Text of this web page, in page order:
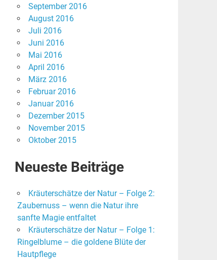
September 2016
August 2016
Juli 2016
Juni 2016
Mai 2016
April 2016
März 2016
Februar 2016
Januar 2016
Dezember 2015
November 2015
Oktober 2015
Neueste Beiträge
Kräuterschätze der Natur – Folge 2:
Zaubernuss – wenn die Natur ihre
sanfte Magie entfaltet
Kräuterschätze der Natur – Folge 1:
Ringelblume – die goldene Blüte der
Hautpflege